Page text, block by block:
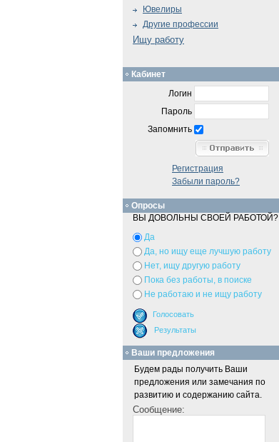
Ювелиры
Другие профессии
Ищу работу
Кабинет
Логин
Пароль
Запомнить
Регистрация
Забыли пароль?
Опросы
ВЫ ДОВОЛЬНЫ СВОЕЙ РАБОТОЙ?
Да
Да, но ищу еще лучшую работу
Нет, ищу другую работу
Пока без работы, в поиске
Не работаю и не ищу работу
Ваши предложения
Будем рады получить Ваши
предложения или замечания по
развитию и содержанию сайта.
Сообщение: